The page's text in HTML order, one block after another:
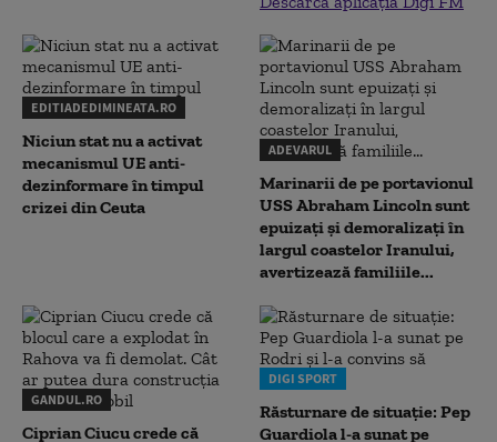
EDITIADEDIMINEATA.RO
Niciun stat nu a activat
mecanismul UE anti-
dezinformare în timpul
crizei din Ceuta
ADEVARUL
Marinarii de pe portavionul
USS Abraham Lincoln sunt
epuizați și demoralizați în
largul coastelor Iranului,
avertizează familiile...
GANDUL.RO
Ciprian Ciucu crede că
DIGI SPORT
Răsturnare de situație: Pep
Guardiola l-a sunat pe